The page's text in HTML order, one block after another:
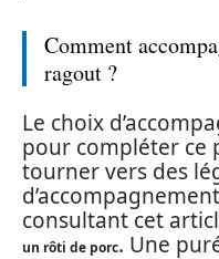
Comment
ragout ?
Le choix
pour compléter ce
tourner vers des
consultant cet
un rôti de porc. Une